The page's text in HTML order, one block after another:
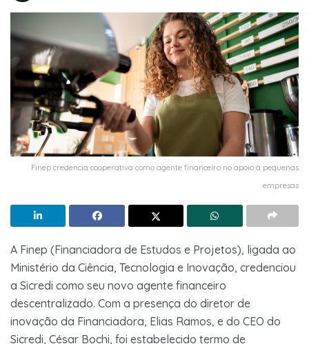
Finep credencia cooperativa como agente financeiro no apoio à pequenas
empresas
A Finep (Financiadora de Estudos e Projetos), ligada ao
Ministério da Ciência, Tecnologia e Inovação, credenciou
a Sicredi como seu novo agente financeiro
descentralizado. Com a presença do diretor de
inovação da Financiadora, Elias Ramos, e do CEO do
Sicredi, César Bochi, foi estabelecido termo de